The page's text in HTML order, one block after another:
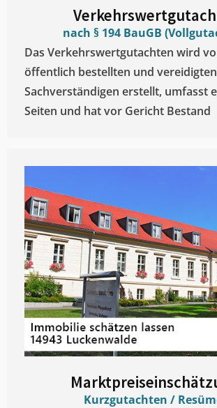
nach § 194 BauGB
Das Verkehrswertgutachten wird
öffentlich bestellten und vereidigten
Sachverständigen erstellt, umfasst
Seiten und hat vor Gericht Bestand
Kurzgutachten /